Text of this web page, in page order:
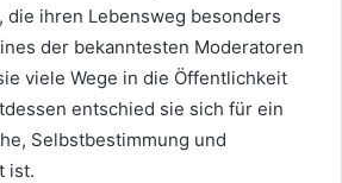
die ihren Lebensweg besonders
der bekanntesten Moderatoren
viele Wege in die Öffentlichkeit
entschied sie sich für ein
Selbstbestimmung und
ist.